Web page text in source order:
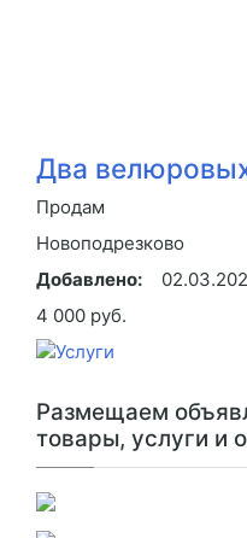
Два
Продам
Новоподрезково
Добавлено:
4 000 руб.
Размещаем
товары, услуги и